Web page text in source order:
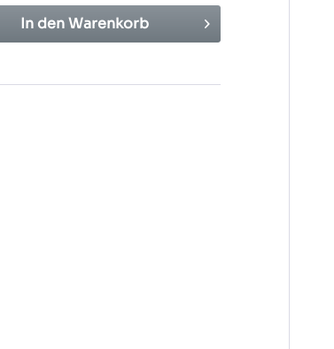
In den Warenkorb